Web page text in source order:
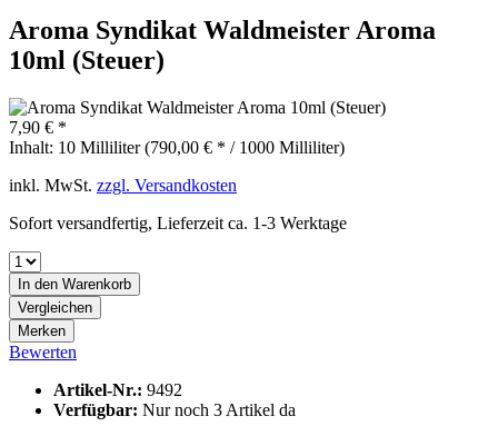
Aroma Syndikat Waldmeister Aroma
10ml (Steuer)
7,90 € *
Inhalt: 10 Milliliter (790,00 € * / 1000 Milliliter)
inkl. MwSt. zzgl. Versandkosten
Sofort versandfertig, Lieferzeit ca. 1-3 Werktage
In den Warenkorb
Vergleichen
Merken
Bewerten
Artikel-Nr.: 9492
Verfügbar: Nur noch 3 Artikel da